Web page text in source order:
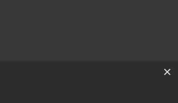
×